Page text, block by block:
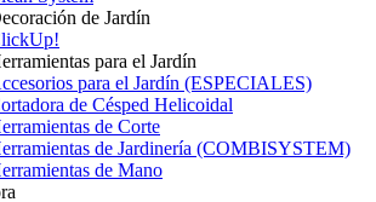
de Jardín
para el Jardín
para el Jardín (ESPECIALES)
de Césped Helicoidal
de Corte
de Jardinería (COMBISYSTEM)
de Mano